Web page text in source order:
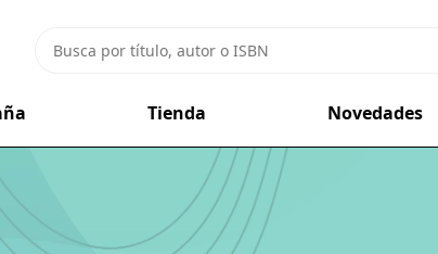
Tienda Novedades